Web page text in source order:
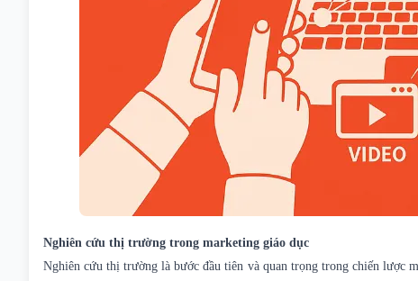
Nghiên cứu thị trường trong marketing giáo dục
Nghiên cứu thị trường là bước đầu tiên và quan trọng trong chiến lược